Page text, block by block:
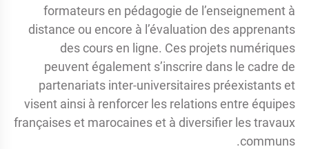
formateurs en pédagogie de l’enseignement à
distance ou encore à l’évaluation des apprenants
des cours en ligne. Ces projets numériques
peuvent également s’inscrire dans le cadre de
partenariats inter-universitaires préexistants et
visent ainsi à renforcer les relations entre équipes
françaises et marocaines et à diversifier les travaux
communs.